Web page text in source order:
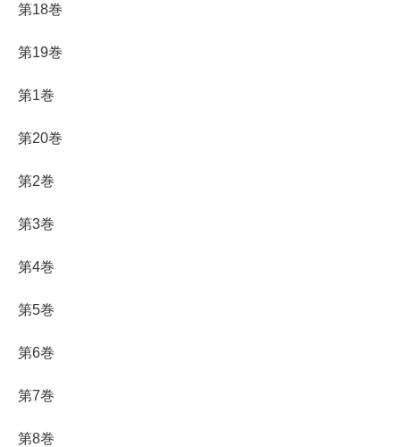
第18巻
第19巻
第1巻
第20巻
第2巻
第3巻
第4巻
第5巻
第6巻
第7巻
第8巻